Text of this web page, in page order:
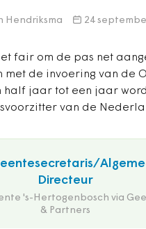
Hendriksma 24
fair om de pas net
met de invoering van de
half jaar tot een jaar
van de
Directeur
's-Hertogenbosch via
& Partners